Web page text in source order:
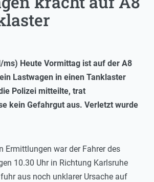
ms) Heute Vormittag ist auf der A8
Lastwagen in einen Tanklaster
Polizei mitteilte, trat
kein Gefahrgut aus. Verletzt wurde
Ermittlungen war der Fahrer des
10.30 Uhr in Richtung Karlsruhe
aus noch unklarer Ursache auf